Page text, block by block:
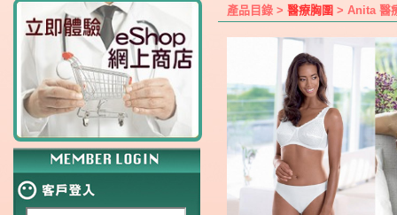
產品目錄 > 醫療胸圍 > Anita 醫